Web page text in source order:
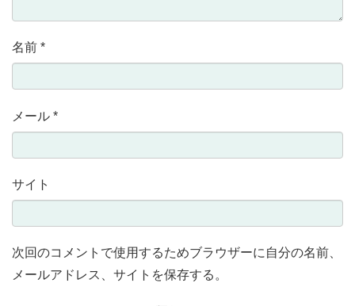
名前 *
メール *
サイト
次回のコメントで使用するためブラウザーに自分の名前、
メールアドレス、サイトを保存する。